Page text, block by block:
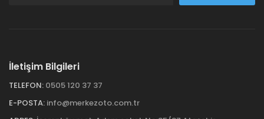
İletişim Bilgileri
TELEFON: 0505 120 37 37
E-POSTA: info@merkezoto.com.tr